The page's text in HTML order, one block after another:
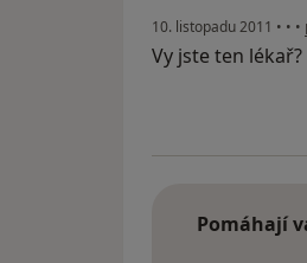
10. listopadu 2011 • • •
Vy jste ten
Pomáhají